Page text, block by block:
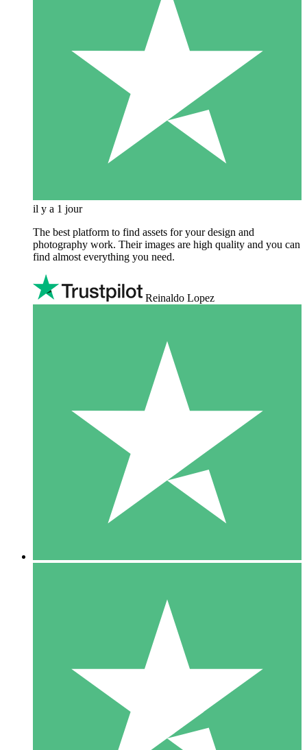
il y a 1 jour
The best platform to find assets for your design and
photography work. Their images are high quality and you can
find almost everything you need.
Reinaldo Lopez